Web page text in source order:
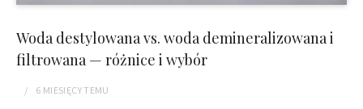
Woda destylowana vs. woda demineralizowana i
filtrowana — różnice i wybór
6 MIESIĘCYTEMU